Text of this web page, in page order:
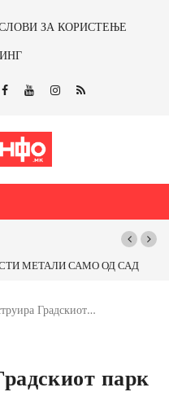
ЗА КОРИСТЕЊЕ
САМО ОД САД
Градскиот…
парк